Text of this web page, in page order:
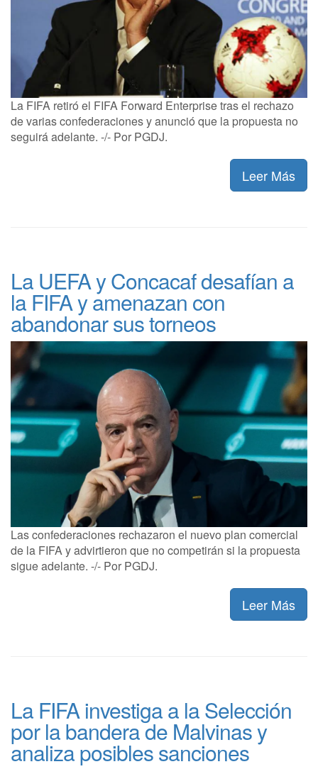
La FIFA retiró el FIFA Forward Enterprise tras el rechazo
de varias confederaciones y anunció que la propuesta no
seguirá adelante. -/- Por PGDJ.
Leer Más
La UEFA y Concacaf desafían a
la FIFA y amenazan con
abandonar sus torneos
Las confederaciones rechazaron el nuevo plan comercial
de la FIFA y advirtieron que no competirán si la propuesta
sigue adelante. -/- Por PGDJ.
Leer Más
La FIFA investiga a la Selección
por la bandera de Malvinas y
analiza posibles sanciones